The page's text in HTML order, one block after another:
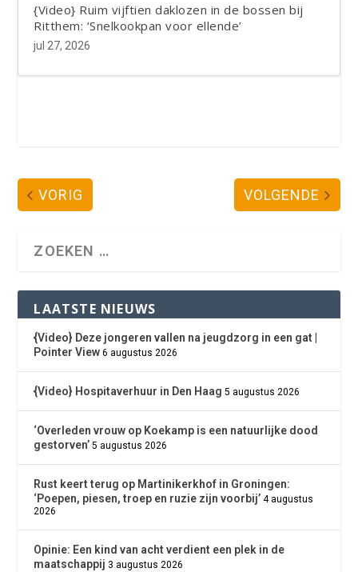
{Video} Ruim vijftien daklozen in de bossen bij
Ritthem: ‘Snelkookpan voor ellende’
jul 27, 2026
VORIG VOLGENDE
LAATSTE NIEUWS
{Video} Deze jongeren vallen na jeugdzorg in een gat |
Pointer View 6 augustus 2026
{Video} Hospitaverhuur in Den Haag 5 augustus 2026
‘Overleden vrouw op Koekamp is een natuurlijke dood
gestorven’ 5 augustus 2026
Rust keert terug op Martinikerkhof in Groningen:
‘Poepen, piesen, troep en ruzie zijn voorbij’ 4 augustus
2026
Opinie: Een kind van acht verdient een plek in de
maatschappij 3 augustus 2026